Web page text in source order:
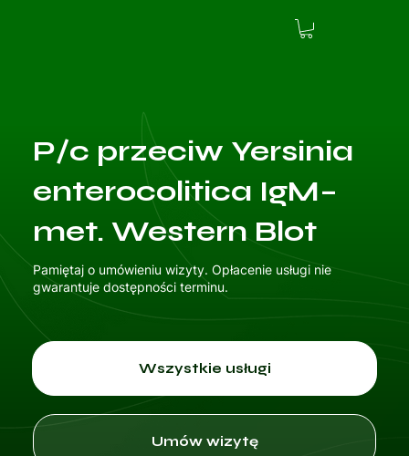
P/c przeciw Yersinia
enterocolitica IgM–
met. Western Blot
Pamiętaj o umówieniu wizyty. Opłacenie usługi nie
gwarantuje dostępności terminu.
Wszystkie usługi
Umów wizytę